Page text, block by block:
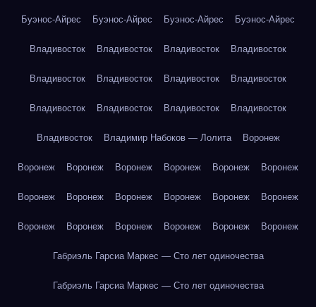
Буэнос-Айрес Буэнос-Айрес Буэнос-Айрес Буэнос-Айрес
Владивосток Владивосток Владивосток Владивосток
Владивосток Владивосток Владивосток Владивосток
Владивосток Владивосток Владивосток Владивосток
Владивосток Владимир Набоков — Лолита Воронеж
Воронеж Воронеж Воронеж Воронеж Воронеж Воронеж
Воронеж Воронеж Воронеж Воронеж Воронеж Воронеж
Воронеж Воронеж Воронеж Воронеж Воронеж Воронеж
Габриэль Гарсиа Маркес — Сто лет одиночества
Габриэль Гарсиа Маркес — Сто лет одиночества